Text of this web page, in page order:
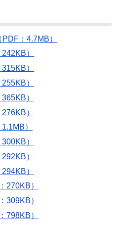
：4.7MB）
）
）
）
）
）
）
）
）
）
270KB）
309KB）
798KB）